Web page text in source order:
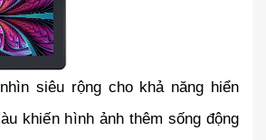
siêu rộng cho khả năng hiển
khiến hình ảnh thêm sống động